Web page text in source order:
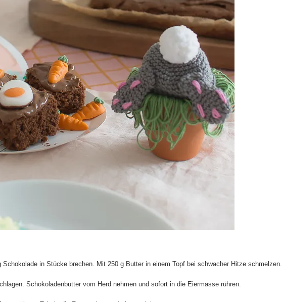
in Stücke brechen. Mit 250 g Butter in einem Topf bei schwacher Hitze schmelzen.
Schokoladenbutter vom Herd nehmen und sofort in die Eiermasse rühren.